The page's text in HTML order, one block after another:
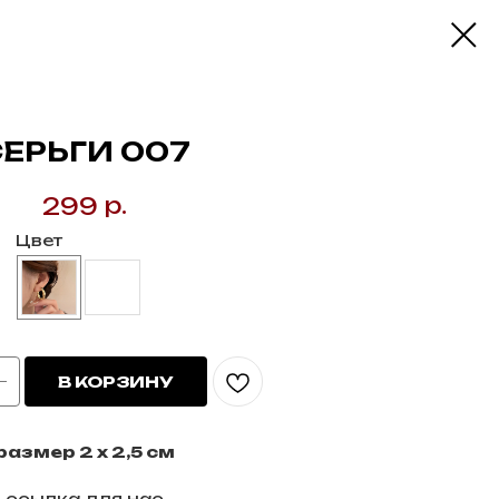
007
299 р.
Цвет
В КОРЗИНУ
2 х 2,5 см